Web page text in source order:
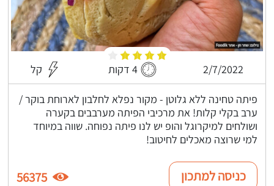
2/7/2022 4 דקות קל
פיתה טחינה ללא גלוטן - מקור נפלא לחלבון לארוחת בוקר /
ערב בקלי קלות! את מרכיבי הפיתה מערבבים בקערה
ושולחים למיקרוגל והופ יש לנו פיתה נפוחה. שווה במיוחד
למי שרוצה מאכלים לחיטוב!
כניסה למתכון 56375